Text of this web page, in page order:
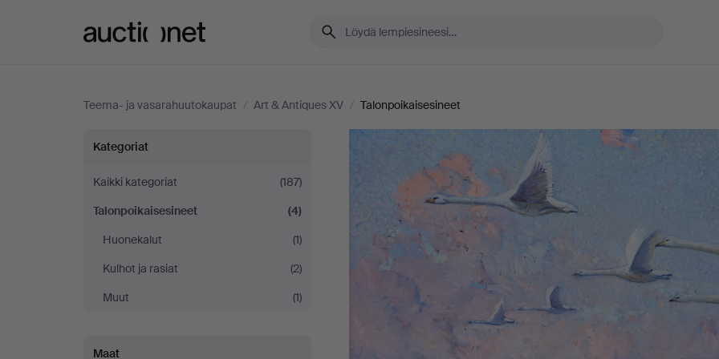
Teema- ja vasarahuutokaupat / Art & Antiques XV / Talonpoikaisesineet
Art
&
Antiques
XV
Kategoriat
Kaikki kategoriat
(187)
Talonpoikaisesineet
(4)
Huonekalut
(1)
Kulhot ja rasiat
(2)
Muut
(1)
Maat